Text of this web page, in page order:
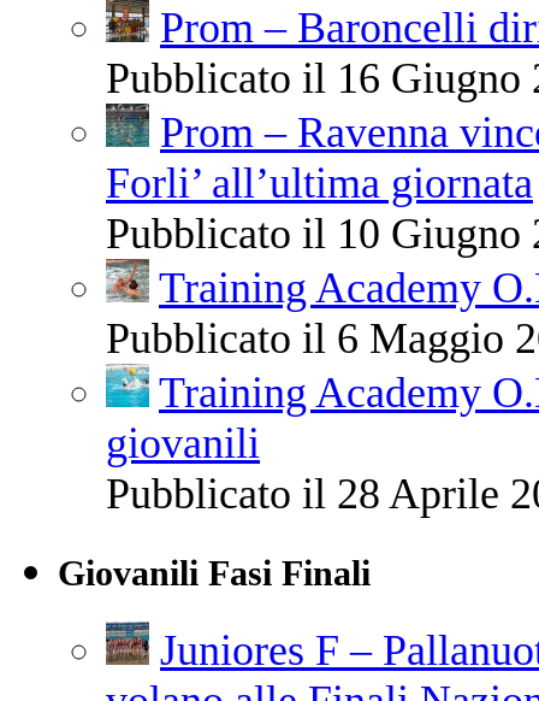
Prom – Baroncelli
Pubblicato il 16 Giugno
Prom – Ravenna
Forli’ all’ultima giornata
Pubblicato il 10 Giugno
Training Academy
Pubblicato il 6 Maggio
Training Academy
giovanili
Pubblicato il 28 Aprile
Giovanili Fasi Finali
Juniores F –